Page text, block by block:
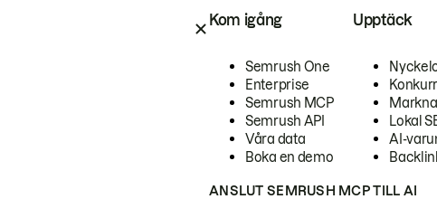
Kom igång
Semrush One
Enterprise
Semrush MCP
Semrush API
Våra data
Boka en demo
Upptäck
Lokal
AI-
ANSLUT SEMRUSH MCP TILL AI